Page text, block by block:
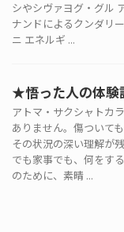
シやシヴァヨグ・グル
ナンドによるクンダリ
ニ エネルギ ...
★悟った人の体
アトマ・サクシャトカ
ありません。傷ついて
その状況の深い理解が
でも家事でも、何をす
のために、素晴 ...